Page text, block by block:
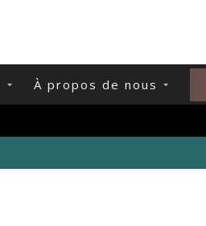
À propos de nous